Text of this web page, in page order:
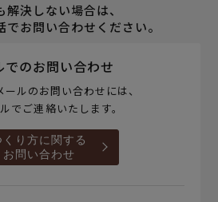
解決しない場合は、
でお問い合わせください。
でのお問い合わせ
ルのお問い合わせには、
でご連絡いたします。
くり方に関する
お問い合わせ